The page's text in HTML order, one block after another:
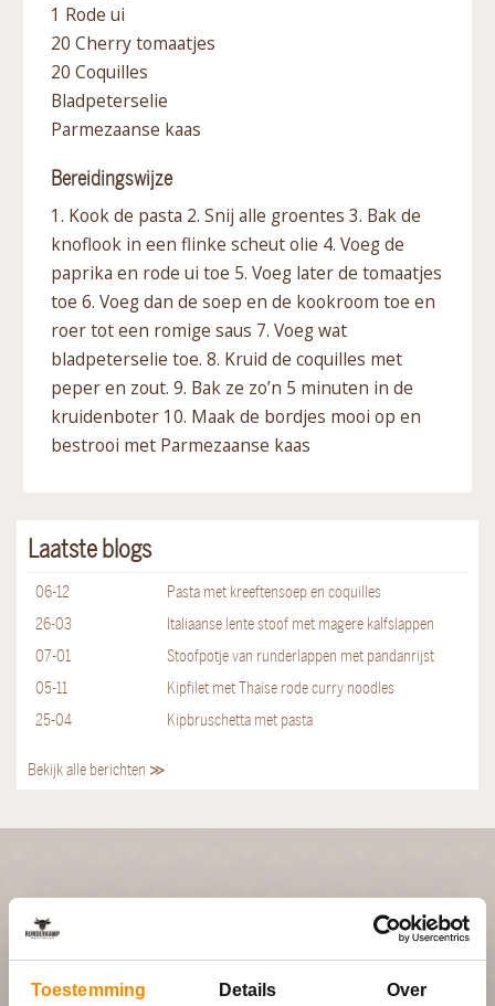
Toestemming Details Over
1 Rode ui
20 Cherry tomaatjes
20 Coquilles
Bladpeterselie
Parmezaanse kaas
Bereidingswijze
1. Kook de pasta 2. Snij alle groentes 3. Bak de
knoflook in een flinke scheut olie 4. Voeg de
paprika en rode ui toe 5. Voeg later de tomaatjes
toe 6. Voeg dan de soep en de kookroom toe en
roer tot een romige saus 7. Voeg wat
bladpeterselie toe. 8. Kruid de coquilles met
peper en zout. 9. Bak ze zo’n 5 minuten in de
kruidenboter 10. Maak de bordjes mooi op en
bestrooi met Parmezaanse kaas
Laatste blogs
06-12
Pasta met kreeftensoep en coquilles
26-03
Italiaanse lente stoof met magere kalfslappen
07-01
Stoofpotje van runderlappen met pandanrijst
05-11
Kipfilet met Thaise rode curry noodles
25-04
Kipbruschetta met pasta
Bekijk alle berichten ≫
PLAN JOUW FEEST
In 4 stappen een offerte op maat